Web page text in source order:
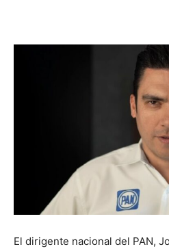
El dirigente nacional del PAN,